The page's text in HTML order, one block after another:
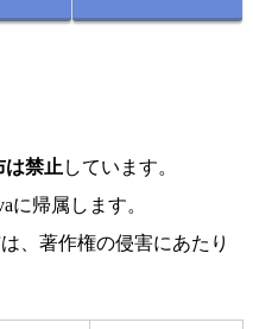
は禁止 しています。
に帰属します。
、著作権の侵害にあたり